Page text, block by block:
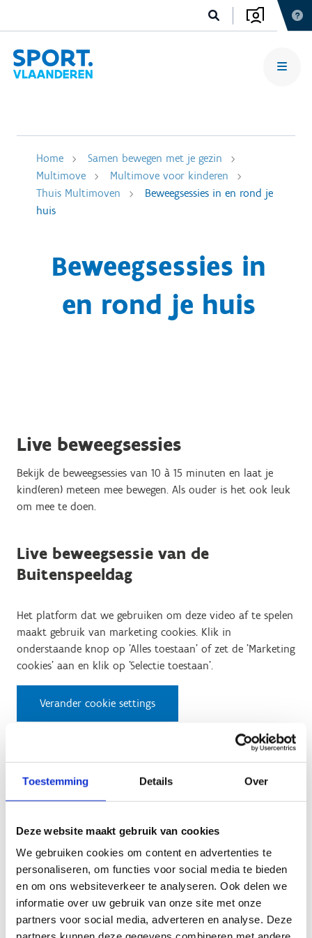
Toestemming Details Over
Deze website maakt gebruik van cookies
We gebruiken cookies om content en advertenties te
personaliseren, om functies voor social media te bieden
en om ons websiteverkeer te analyseren. Ook delen we
informatie over uw gebruik van onze site met onze
partners voor social media, adverteren en analyse. Deze
Home
Samen bewegen met je gezin
Multimove
Multimove voor kinderen
Thuis Multimoven
Beweegsessies in en rond je
huis
Beweegsessies in
en rond je huis
Live beweegsessies
Bekijk de beweegsessies van 10 à 15 minuten en laat je
kind(eren) meteen mee bewegen. Als ouder is het ook leuk
om mee te doen.
Live beweegsessie van de
Buitenspeeldag
Het platform dat we gebruiken om deze video af te spelen
maakt gebruik van marketing cookies. Klik in
onderstaande knop op 'Alles toestaan' of zet de 'Marketing
cookies' aan en klik op 'Selectie toestaan'.
Verander cookie settings
'Op ontdekking in een pretpark'-
workout
maakt gebruik van marketing cookies. Klik in
onderstaande knop op 'Alles toestaan' of zet de 'Marketing
cookies' aan en klik op 'Selectie toestaan'.
Verander cookie settings